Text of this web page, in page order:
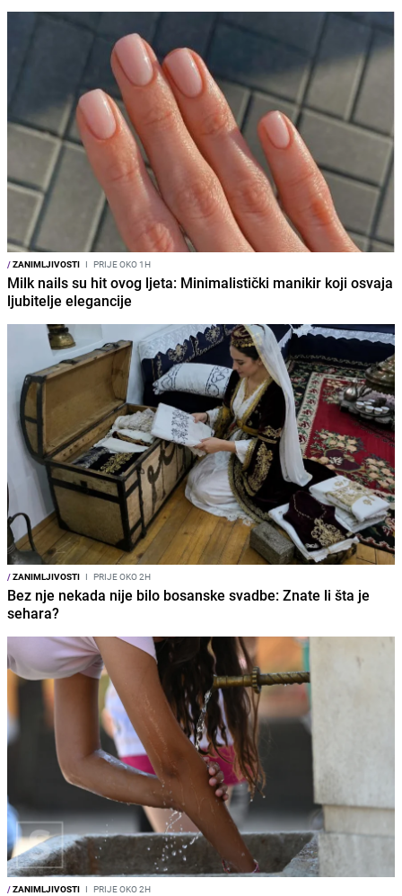
/ZANIMLJIVOSTI I PRIJE OKO 1H
Milk nails su hit ovog ljeta: Minimalistički manikir koji osvaja
ljubitelje elegancije
/ZANIMLJIVOSTI I PRIJE OKO 2H
Bez nje nekada nije bilo bosanske svadbe: Znate li šta je
sehara?
/ZANIMLJIVOSTI I PRIJE OKO 2H